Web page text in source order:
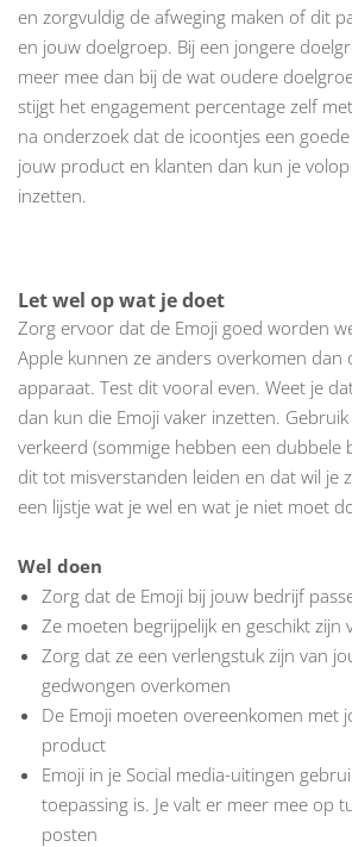
en zorgvuldig de afweging maken of dit
en jouw doelgroep. Bij een jongere
meer mee dan bij de wat oudere
stijgt het engagement percentage zelf
na onderzoek dat de icoontjes een
jouw product en klanten dan kun je
inzetten.
Let wel op wat je doet
Zorg ervoor dat de Emoji goed worden
Apple kunnen ze anders overkomen dan
apparaat. Test dit vooral even. Weet je
dan kun die Emoji vaker inzetten.
verkeerd (sommige hebben een dubbele
dit tot misverstanden leiden en dat wil je
een lijstje wat je wel en wat je niet moet
Wel doen
Zorg dat de Emoji bij jouw bedrijf
Ze moeten begrijpelijk en geschikt
Zorg dat ze een verlengstuk zijn van
gedwongen overkomen
De Emoji moeten overeenkomen met
product
Emoji in je Social media-uitingen
toepassing is. Je valt er meer mee op
posten